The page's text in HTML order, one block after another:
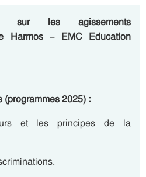
sur les agissements
Harmos – EMC Education
2025) :
et les principes de la